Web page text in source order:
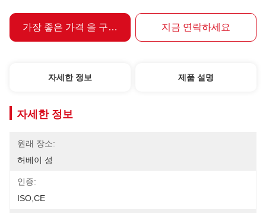
가장 좋은 가격 을 구하라 지금 연락하세요
자세한 정보 제품 설명
자세한 정보
원래 장소:
허베이 성
인증:
ISO,CE